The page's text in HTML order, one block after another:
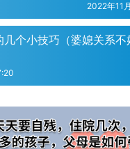
2022年11
个小技巧（婆媳关系不